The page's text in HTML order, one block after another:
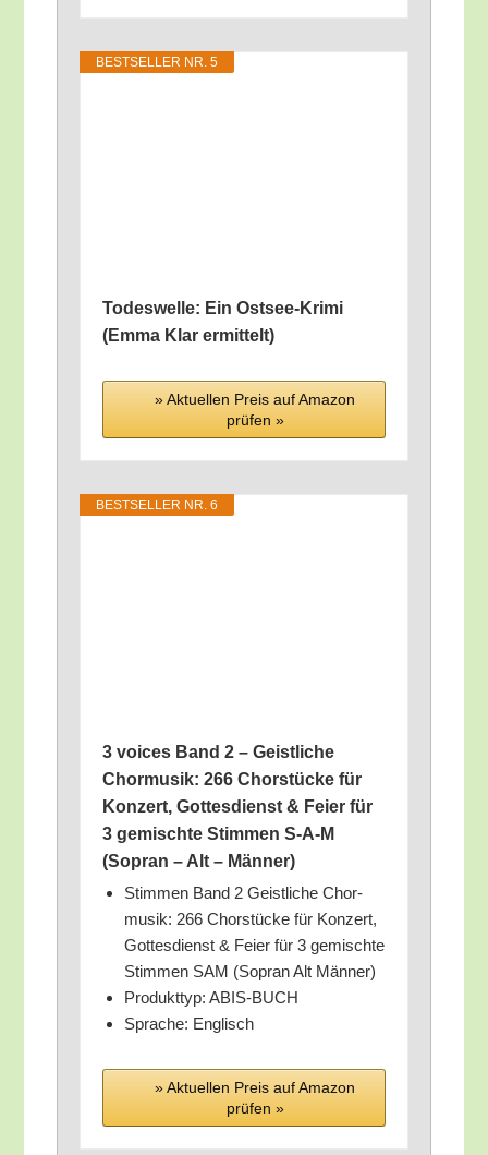
BEST­SEL­LER NR. 5
Todes­wel­le: Ein Ost­see-Kri­mi
(Emma Klar ermittelt)
» Aktu­el­len Preis auf Ama­zon
prü­fen »
BEST­SEL­LER NR. 6
3 voices Band 2 – Geist­li­che
Chor­mu­sik: 266 Chor­stü­cke für
Kon­zert, Got­tes­dienst & Fei­er für
3 gemisch­te Stim­men S‑A-M
(Sopran – Alt – Männer)
Stim­men Band 2 Geist­li­che Chor­
mu­sik: 266 Chor­stü­cke für Kon­zert,
Got­tes­dienst & Fei­er für 3 gemisch­te
Stim­men SAM (Sopran Alt Männer)
Pro­dukt­typ: ABIS-BUCH
Spra­che: Englisch
» Aktu­el­len Preis auf Ama­zon
prü­fen »